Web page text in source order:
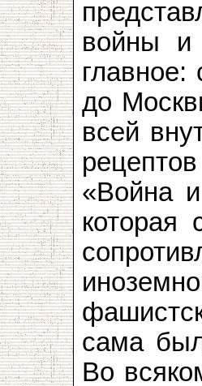
войны
до
всей
«Война
сама
Во